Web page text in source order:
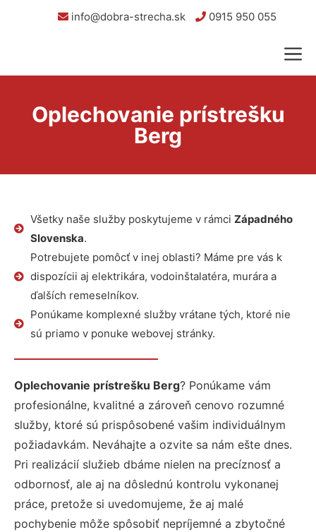
info@dobra-strecha.sk 0915 950 055
Oplechovanie prístrešku
Berg
Všetky naše služby poskytujeme v rámci Západného
Slovenska.
Potrebujete pomôcť v inej oblasti? Máme pre vás k
dispozícii aj elektrikára, vodoinštalatéra, murára a
ďalších remeselníkov.
Ponúkame komplexné služby vrátane tých, ktoré nie
sú priamo v ponuke webovej stránky.
Oplechovanie prístrešku Berg? Ponúkame vám
profesionálne, kvalitné a zároveň cenovo rozumné
služby, ktoré sú prispôsobené vašim individuálnym
požiadavkám. Neváhajte a ozvite sa nám ešte dnes.
Pri realizácií služieb dbáme nielen na precíznosť a
odbornosť, ale aj na dôslednú kontrolu vykonanej
práce, pretože si uvedomujeme, že aj malé
pochybenie môže spôsobiť nepríjemné a zbytočné